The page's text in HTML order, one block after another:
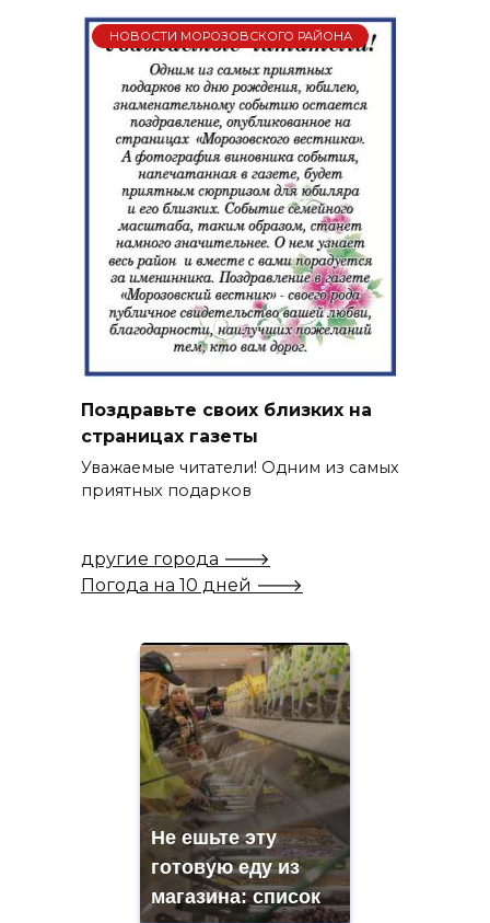
НОВОСТИ МОРОЗОВСКОГО РАЙОНА
Поздравьте своих близких на
страницах газеты
Уважаемые читатели! Одним из самых
приятных подарков
другие города 🡒
Погода на 10 дней 🡒
Не ешьте эту
готовую еду из
магазина: список